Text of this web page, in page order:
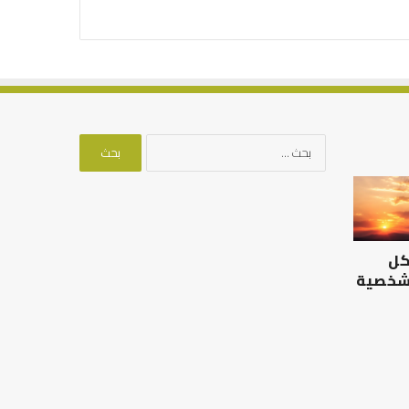
الرصيد
التربوي
والطفولة
المبكرة
..
كيف
شخصية
البحث